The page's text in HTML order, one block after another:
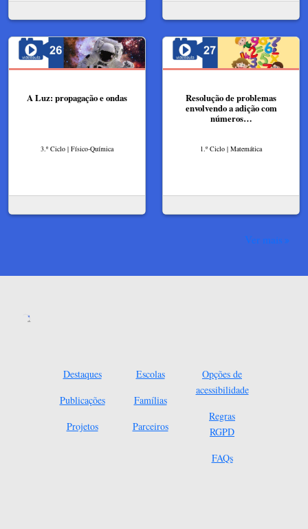
A Luz: propagação e ondas
3.º Ciclo | Físico-Química
Resolução de problemas
envolvendo a adição com
números…
1.º Ciclo | Matemática
Ver mais
Destaques
Publicações
Projetos
Escolas
Famílias
Parceiros
Opções de
acessibilidade
Regras
RGPD
FAQs